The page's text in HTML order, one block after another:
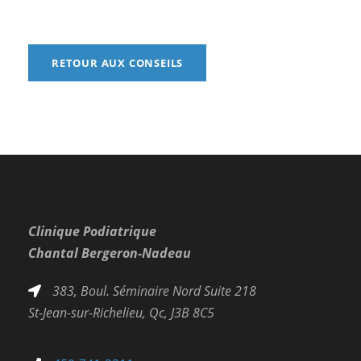
RETOUR AUX CONSEILS
Clinique Podiatrique
Chantal Bergeron-Nadeau
383, Boul. Séminaire Nord Suite 218
St-Jean-sur-Richelieu, Qc, J3B 8C5